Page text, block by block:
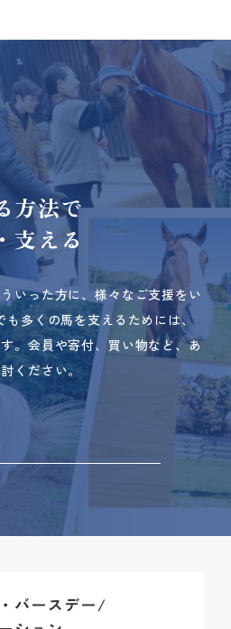
方法で
支える
いった方に、様々なご支援をい
も多くの馬を支えるためには、
。 会員や寄付、買い物など、あ
ください。